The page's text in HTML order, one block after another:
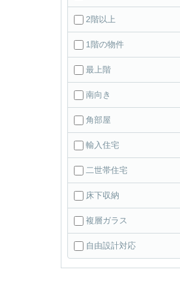
2階以上
1階の物件
最上階
南向き
角部屋
輸入住宅
二世帯住宅
床下収納
複層ガラス
自由設計対応